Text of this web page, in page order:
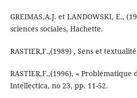
GREIMAS,A.J. et LANDOWSKI, E.,
sciences sociales, Hachette.
RASTIER,F.,(1989) , Sens et
RASTIER,F.,(1996), « Problématique
Intellectica, no 23, pp. 11-52.